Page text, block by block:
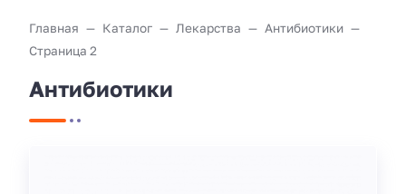
Главная Каталог Лекарства
Антибиотики
Страница 2
Антибиотики